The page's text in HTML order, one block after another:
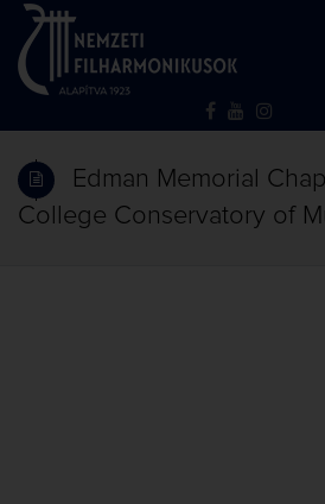
Edman Memorial
College Conservatory of